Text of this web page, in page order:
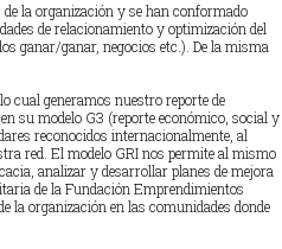
la organización y se han conformado
de relacionamiento y optimización del
ganar/ganar, negocios etc.). De la misma
cual generamos nuestro reporte de
su modelo G3 (reporte económico, social y
reconocidos internacionalmente, al
red. El modelo GRI nos permite al mismo
analizar y desarrollar planes de mejora
de la Fundación Emprendimientos
la organización en las comunidades donde